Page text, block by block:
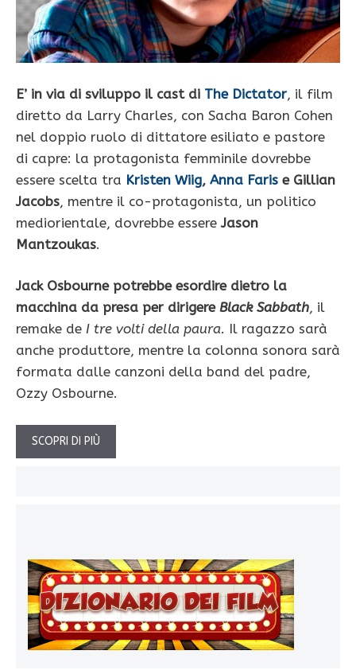
E’ in via di sviluppo il cast di The Dictator, il film
diretto da Larry Charles, con Sacha Baron Cohen
nel doppio ruolo di dittatore esiliato e pastore
di capre: la protagonista femminile dovrebbe
essere scelta tra Kristen Wiig, Anna Faris e Gillian
Jacobs, mentre il co-protagonista, un politico
mediorientale, dovrebbe essereJason
Mantzoukas.
Jack Osbourne potrebbe esordire dietro la
macchina da presa per dirigere Black Sabbath, il
remake de I tre volti della paura. Il ragazzo sarà
anche produttore, mentre la colonna sonora sarà
formata dalle canzoni della band del padre,
Ozzy Osbourne.
SCOPRI DI PIÙ